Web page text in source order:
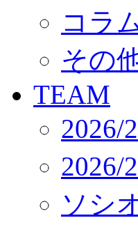
パートナー募集
クラブ理念
サステナビリテ
Web制作支援
応援プロジェク
コラ
その
TEAM
2026/
2026/
ソシ